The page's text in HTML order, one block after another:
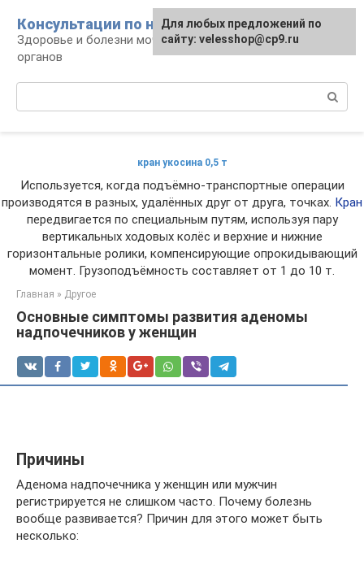
контенту
Консультации по нефрологии
Здоровье и болезни мочевыделительных
органов
кран укосина 0,5 т
Используется, когда подъёмно-транспортные операции
производятся в разных, удалённых друг от друга, точках. Кран
передвигается по специальным путям, используя пару
вертикальных ходовых колёс и верхние и нижние
горизонтальные ролики, компенсирующие опрокидывающий
момент. Грузоподъёмность составляет от 1 до 10 т.
Главная » Другое
Основные симптомы развития аденомы
надпочечников у женщин
Причины
Аденома надпочечника у женщин или мужчин
регистрируется не слишком часто. Почему болезнь
вообще развивается? Причин для этого может быть
несколько:
Для любых предложений по
сайту: velesshop@cp9.ru